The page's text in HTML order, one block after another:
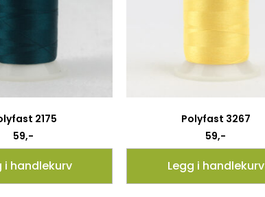
2175
59,-
i handlekurv
Polyfast 3267
59,-
Legg i handlekurv